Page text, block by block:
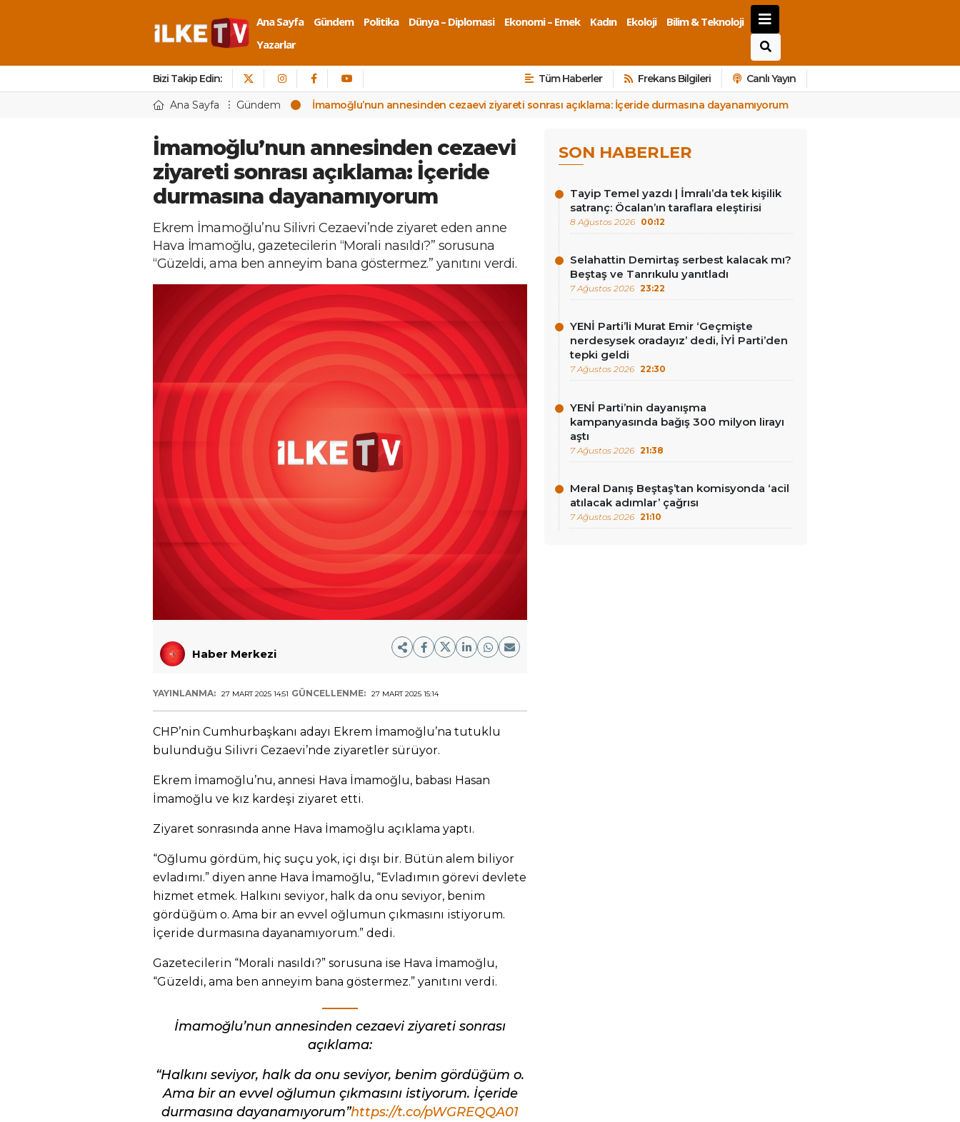
Ana Sayfa Gündem Politika Dünya – Diplomasi Ekonomi – Emek Kadın Ekoloji
Bilim & Teknoloji
Yazarlar
Bizi Takip Edin: Tüm Haberler Frekans Bilgileri Canlı Yayın
Ana Sayfa Gündem İmamoğlu’nun annesinden cezaevi ziyareti sonrası açıklama: İçeride durmasına dayanamıyorum
İmamoğlu’nun annesinden cezaevi
ziyareti sonrası açıklama: İçeride
durmasına dayanamıyorum
Ekrem İmamoğlu’nu Silivri Cezaevi’nde ziyaret eden anne
Hava İmamoğlu, gazetecilerin “Morali nasıldı?” sorusuna
“Güzeldi, ama ben anneyim bana göstermez.” yanıtını verdi.
Haber Merkezi
YAYINLANMA: 27 MART 2025 14:51 GÜNCELLENME: 27 MART 2025 15:14
CHP’nin Cumhurbaşkanı adayı Ekrem İmamoğlu’na tutuklu
bulunduğu Silivri Cezaevi’nde ziyaretler sürüyor.
Ekrem İmamoğlu’nu, annesi Hava İmamoğlu, babası Hasan
İmamoğlu ve kız kardeşi ziyaret etti.
Ziyaret sonrasında anne Hava İmamoğlu açıklama yaptı.
“Oğlumu gördüm, hiç suçu yok, içi dışı bir. Bütün alem biliyor
evladımı.” diyen anne Hava İmamoğlu, “Evladımın görevi devlete
hizmet etmek. Halkını seviyor, halk da onu seviyor, benim
gördüğüm o. Ama bir an evvel oğlumun çıkmasını istiyorum.
İçeride durmasına dayanamıyorum.” dedi.
Gazetecilerin “Morali nasıldı?” sorusuna ise Hava İmamoğlu,
“Güzeldi, ama ben anneyim bana göstermez.” yanıtını verdi.
İmamoğlu’nun annesinden cezaevi ziyareti sonrası
açıklama:
“Halkını seviyor, halk da onu seviyor, benim gördüğüm o.
Ama bir an evvel oğlumun çıkmasını istiyorum. İçeride
durmasına dayanamıyorum”https://t.co/pWGREQQA01
SON HABERLER
Tayip Temel yazdı | İmralı’da tek kişilik
satranç: Öcalan’ın taraflara eleştirisi
8 Ağustos 2026 00:12
Selahattin Demirtaş serbest kalacak mı?
Beştaş ve Tanrıkulu yanıtladı
7 Ağustos 2026 23:22
YENİ Parti’li Murat Emir ‘Geçmişte
nerdesysek oradayız’ dedi, İYİ Parti’den
tepki geldi
7 Ağustos 2026 22:30
YENİ Parti’nin dayanışma
kampanyasında bağış 300 milyon lirayı
aştı
7 Ağustos 2026 21:38
Meral Danış Beştaş’tan komisyonda ‘acil
atılacak adımlar’ çağrısı
7 Ağustos 2026 21:10